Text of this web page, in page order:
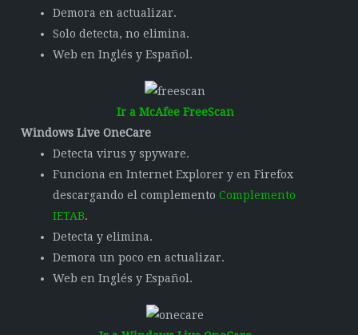
Demora en actualizar.
Solo detecta, no elimina.
Web en Inglés y Español.
Ir a McAfee FreeScan
Windows Live OneCare
Detecta virus y spyware.
Funciona en Internet Explorer y en Firefox
descargando el complementoComplemento
IETAB.
Detecta y elimina.
Demora un poco en actualizar.
Web en Inglés y Español.